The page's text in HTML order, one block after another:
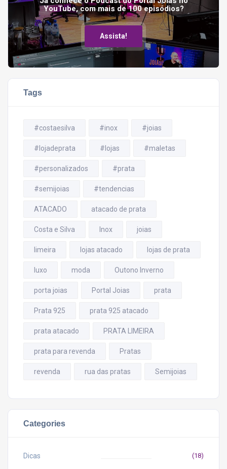
YouTube, com mais de 100 episódios?
Assista!
Tags
#costaesilva #inox #joias
#lojadeprata #lojas #maletas
#personalizados #prata
#semijoias #tendencias
ATACADO atacado de prata
Costa e Silva Inox joias
limeira lojas atacado lojas de prata
luxo moda Outono Inverno
porta joias Portal Joias prata
Prata 925 prata 925 atacado
prata atacado PRATA LIMEIRA
prata para revenda Pratas
revenda rua das pratas Semijoias
Categories
Dicas (18)